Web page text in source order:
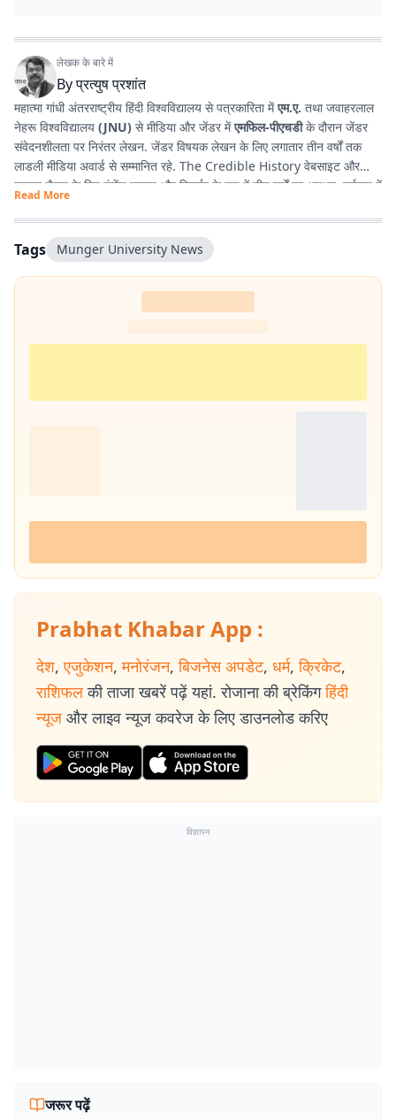
लेखक के बारे में
Byप्रत्युष प्रशांत
महात्मा गांधी अंतरराष्ट्रीय हिंदी विश्वविद्यालय से पत्रकारिता मेंएम.ए. तथा जवाहरलाल
नेहरू विश्वविद्यालय (JNU) से मीडिया और जेंडर मेंएमफिल-पीएचडीके दौरान जेंडर
संवेदनशीलता पर निरंतर लेखन. जेंडर विषयक लेखन के लिए लगातार तीन वर्षों तक
लाडली मीडिया अवार्ड से सम्मानित रहे. The Credible History वेबसाइट और
यूट्यूब चैनल के लिए कंटेंट राइटर और रिसर्चर के रूप में तीन वर्षों का अनुभव. वर्तमान में
प्रभात खबर डिजिटल
किताबें पढ़ने, वायलिन बजाने और कला-साहित्य में गहरी रुचि रखते हैं तथा बिहार को
सामाजिक, सांस्कृतिक और राजनीतिक दृष्टि से समझने में विशेष दिलचस्पी.
Read More
Tags Munger University News
Prabhat Khabar App :
देश, एजुकेशन, मनोरंजन, बिजनेस अपडेट, धर्म, क्रिकेट,
राशिफल की ताजा खबरें पढ़ें यहां. रोजाना की ब्रेकिंग हिंदी
न्यूज और लाइव न्यूज कवरेज के लिए डाउनलोड करिए
विज्ञापन
जरूर पढ़ें